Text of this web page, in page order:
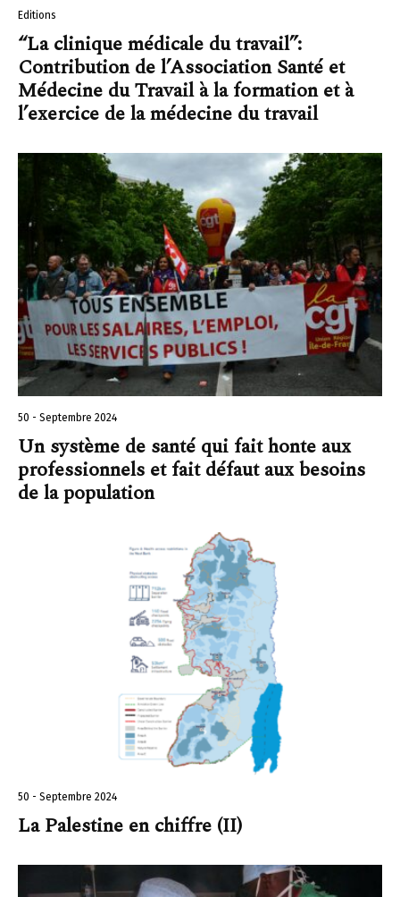
Editions
“La clinique médicale du travail”:
Contribution de l’Association Santé et
Médecine du Travail à la formation et à
l’exercice de la médecine du travail
50 - Septembre 2024
Un système de santé qui fait honte aux
professionnels et fait défaut aux besoins
de la population
50 - Septembre 2024
La Palestine en chiffre (II)